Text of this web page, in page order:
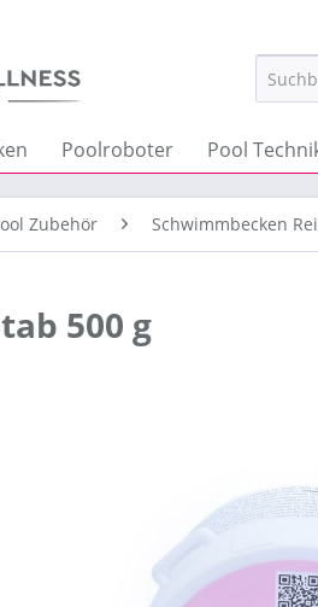
Poolroboter Pool
Zubehör Schwimmbecken
500 g